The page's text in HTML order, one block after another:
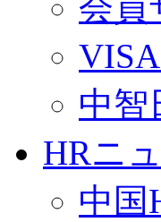
中智
HRニ
中国